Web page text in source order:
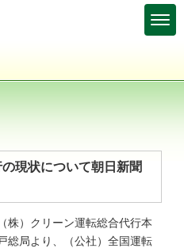
現状について朝日新聞
）クリーン運転総合代行本
総局より、（公社）全国運転